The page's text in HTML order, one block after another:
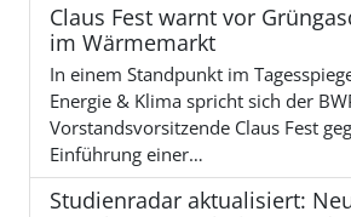
Claus Fest warnt vor
im Wärmemarkt
In einem Standpunkt im
Energie & Klima spricht sich der
Vorstandsvorsitzende Claus Fest
Einführung einer…
Studienradar aktualisiert: